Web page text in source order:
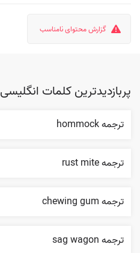
گزارش محتوای نامناسب
پربازدیدترین کلمات انگلیسی
ترجمه hommock
ترجمه rust mite
ترجمه chewing gum
ترجمه sag wagon